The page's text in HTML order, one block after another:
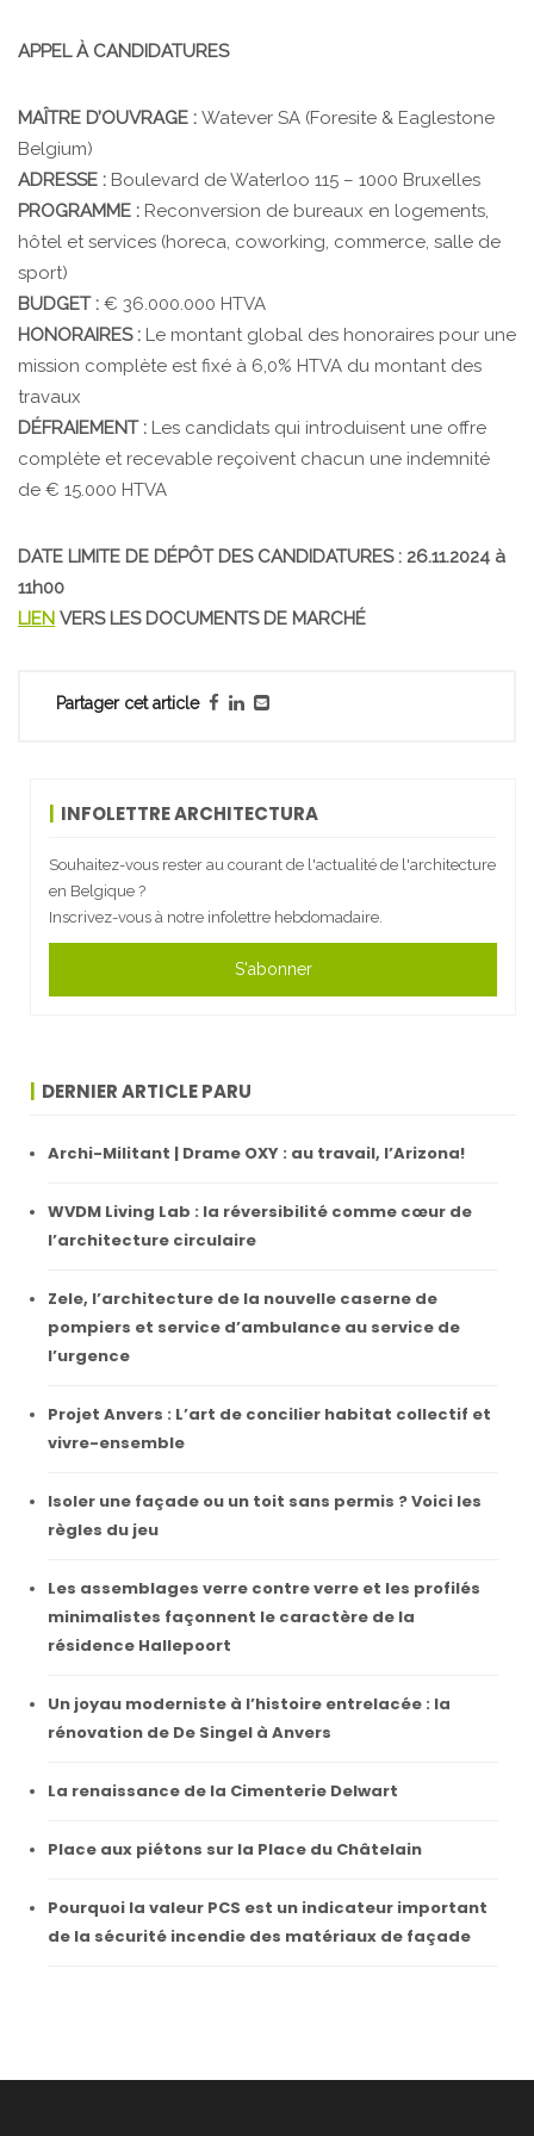
APPEL À CANDIDATURES
MAÎTRE D’OUVRAGE : Watever SA (Foresite & Eaglestone
Belgium)
ADRESSE : Boulevard de Waterloo 115 – 1000 Bruxelles
PROGRAMME : Reconversion de bureaux en logements,
hôtel et services (horeca, coworking, commerce, salle de
sport)
BUDGET : € 36.000.000 HTVA
HONORAIRES : Le montant global des honoraires pour une
mission complète est fixé à 6,0% HTVA du montant des
travaux
DÉFRAIEMENT : Les candidats qui introduisent une offre
complète et recevable reçoivent chacun une indemnité
de € 15.000 HTVA
DATE LIMITE DE DÉPÔT DES CANDIDATURES : 26.11.2024 à
11h00
LIEN VERS LES DOCUMENTS DE MARCHÉ
Partager cet article
INFOLETTRE ARCHITECTURA
Souhaitez-vous rester au courant de l'actualité de l'architecture
en Belgique ?
Inscrivez-vous à notre infolettre hebdomadaire.
S'abonner
DERNIER ARTICLE PARU
Archi-Militant | Drame OXY : au travail, l’Arizona!
WVDM Living Lab : la réversibilité comme cœur de
l’architecture circulaire
Zele, l’architecture de la nouvelle caserne de
pompiers et service d’ambulance au service de
l’urgence
Projet Anvers : L’art de concilier habitat collectif et
vivre-ensemble
Isoler une façade ou un toit sans permis ? Voici les
règles du jeu
Les assemblages verre contre verre et les profilés
minimalistes façonnent le caractère de la
résidence Hallepoort
Un joyau moderniste à l’histoire entrelacée : la
rénovation de De Singel à Anvers
La renaissance de la Cimenterie Delwart
Place aux piétons sur la Place du Châtelain
Pourquoi la valeur PCS est un indicateur important
de la sécurité incendie des matériaux de façade